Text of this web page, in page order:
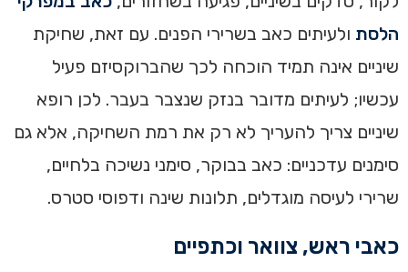
הלסת ולעיתים כאב בשרירי הפנים. עם זאת, שחיקת
שיניים אינה תמיד הוכחה לכך שהברוקסיזם פעיל
עכשיו; לעיתים מדובר בנזק שנצבר בעבר. לכן רופא
שיניים צריך להעריך לא רק את רמת השחיקה, אלא גם
סימנים עדכניים: כאב בבוקר, סימני נשיכה בלחיים,
שרירי לעיסה מוגדלים, תלונות שינה ודפוסי סטרס.
כאבי ראש, צוואר וכתפיים